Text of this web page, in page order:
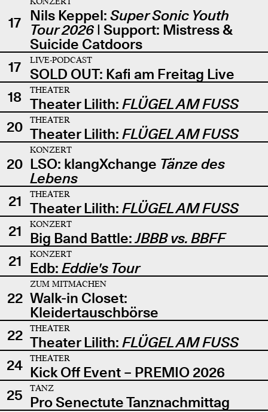
17 Nils Keppel: Super Sonic Youth
Tour 2026| Support: Mistress &
Suicide Catdoors
17
LIVE-PODCAST
SOLD OUT: Kafi am Freitag Live
18
THEATER
Theater Lilith: FLÜGEL AM FUSS
20
THEATER
Theater Lilith: FLÜGEL AM FUSS
20
KONZERT
LSO: klangXchange Tänze des
Lebens
21
THEATER
Theater Lilith: FLÜGEL AM FUSS
21
KONZERT
Big Band Battle:JBBB vs. BBFF
21
KONZERT
Edb: Eddie's Tour
22
ZUM MITMACHEN
Walk-in Closet:
Kleidertauschbörse
22
THEATER
Theater Lilith: FLÜGEL AM FUSS
24
THEATER
Kick Off Event – PREMIO 2026
25
TANZ
Pro Senectute Tanznachmittag